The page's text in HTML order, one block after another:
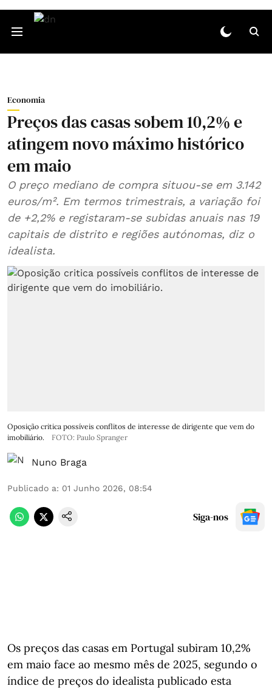
Economia
Preços das casas sobem 10,2% e
atingem novo máximo histórico
em maio
O preço mediano de compra situou‑se em 3.142
euros/m². Em termos trimestrais, a variação foi
de +2,2% e registaram‑se subidas anuais nas 19
capitais de distrito e regiões autónomas, diz o
idealista.
Oposição critica possíveis conflitos de interesse de dirigente que vem do
imobiliário.
FOTO: Paulo Spranger
Nuno Braga
Publicado a: 01 Junho 2026, 08:54
Siga-nos
Os preços das casas em Portugal subiram 10,2%
em maio face ao mesmo mês de 2025, segundo o
índice de preços do idealista publicado esta